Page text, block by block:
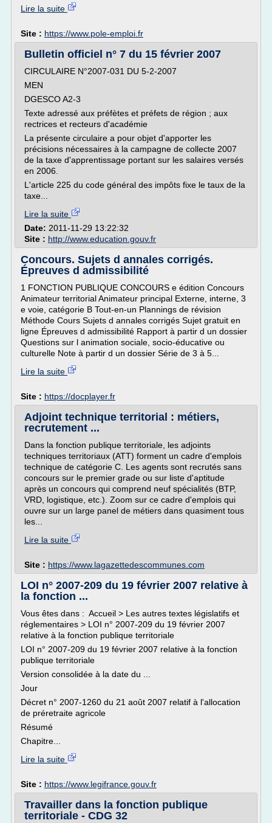
Lire la suite
Site : https://www.pole-emploi.fr
Bulletin officiel n° 7 du 15 février 2007
CIRCULAIRE N°2007-031 DU 5-2-2007
MEN
DGESCO A2-3
Texte adressé aux préfètes et préfets de région ; aux
rectrices et recteurs d'académie
La présente circulaire a pour objet d'apporter les
précisions nécessaires à la campagne de collecte 2007
de la taxe d'apprentissage portant sur les salaires versés
en 2006.
L'article 225 du code général des impôts fixe le taux de la
taxe...
Lire la suite
Date: 2011-11-29 13:22:32
Site : http://www.education.gouv.fr
Concours. Sujets d annales corrigés.
Épreuves d admissibilité
1 FONCTION PUBLIQUE CONCOURS e édition Concours
Animateur territorial Animateur principal Externe, interne, 3
e voie, catégorie B Tout-en-un Plannings de révision
Méthode Cours Sujets d annales corrigés Sujet gratuit en
ligne Épreuves d admissibilité Rapport à partir d un dossier
Questions sur l animation sociale, socio-éducative ou
culturelle Note à partir d un dossier Série de 3 à 5...
Lire la suite
Site : https://docplayer.fr
Adjoint technique territorial : métiers,
recrutement ...
Dans la fonction publique territoriale, les adjoints
techniques territoriaux (ATT) forment un cadre d'emplois
technique de catégorie C. Les agents sont recrutés sans
concours sur le premier grade ou sur liste d'aptitude
après un concours qui comprend neuf spécialités (BTP,
VRD, logistique, etc.). Zoom sur ce cadre d'emplois qui
ouvre sur un large panel de métiers dans quasiment tous
les...
Lire la suite
Site : https://www.lagazettedescommunes.com
LOI n° 2007-209 du 19 février 2007 relative à
la fonction ...
Vous êtes dans : Accueil > Les autres textes législatifs et
réglementaires > LOI n° 2007-209 du 19 février 2007
relative à la fonction publique territoriale
LOI n° 2007-209 du 19 février 2007 relative à la fonction
publique territoriale
Version consolidée à la date du ...
Jour
Décret n° 2007-1260 du 21 août 2007 relatif à l'allocation
de préretraite agricole
Résumé
Chapitre...
Lire la suite
Site : https://www.legifrance.gouv.fr
Travailler dans la fonction publique
territoriale - CDG 32